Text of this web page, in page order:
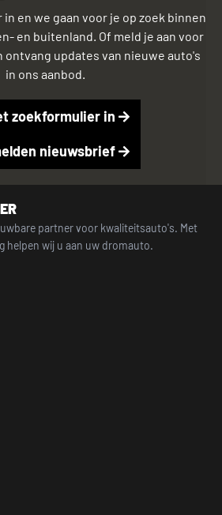
en we gaan voor je op zoek binnen
en buitenland. Of meld je aan voor
ontvang updates van nieuwe auto's
in ons aanbod.
zoekformulier in
nieuwsbrief
partner voor kwaliteitsauto's. Met
helpen wij u aan uw dromauto.